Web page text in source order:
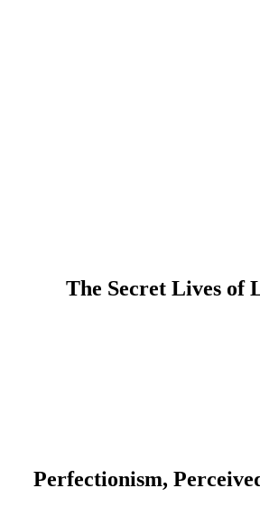
The Secret Lives of
Perfectionism,